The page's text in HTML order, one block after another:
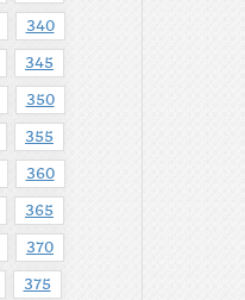
340
345
350
355
360
365
370
375